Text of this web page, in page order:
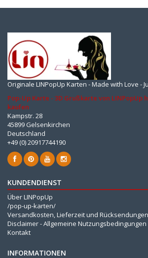
Originale LINPopUp Karten - Made with Love -
Pop-Up Karte - 3D Grußkarte von LINPopUp
kaufen
Kampstr. 28
45899 Gelsenkirchen
Deutschland
+49 (0) 20917744190
KUNDENDIENST
Über LINPopUp
/pop-up-karten/
Versandkosten, Lieferzeit und Rücksendungen
Disclaimer - Allgemeine Nutzungsbedingungen
Kontakt
INFORMATIONEN